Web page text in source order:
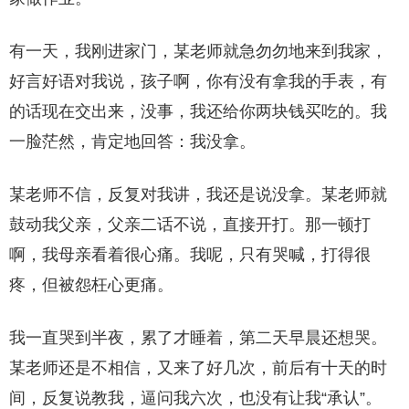
有一天，我刚进家门，某老师就急勿勿地来到我家，
好言好语对我说，孩子啊，你有没有拿我的手表，有
的话现在交出来，没事，我还给你两块钱买吃的。我
一脸茫然，肯定地回答：我没拿。
某老师不信，反复对我讲，我还是说没拿。某老师就
鼓动我父亲，父亲二话不说，直接开打。那一顿打
啊，我母亲看着很心痛。我呢，只有哭喊，打得很
疼，但被怨枉心更痛。
我一直哭到半夜，累了才睡着，第二天早晨还想哭。
某老师还是不相信，又来了好几次，前后有十天的时
间，反复说教我，逼问我六次，也没有让我“承认”。